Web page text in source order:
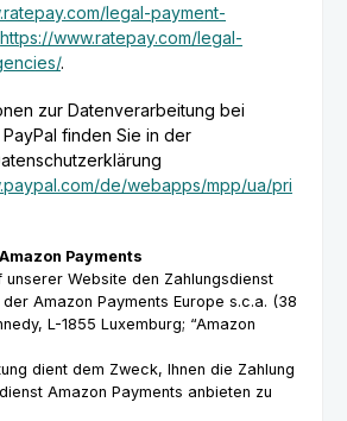
legal-payment-
https://www.ratepay.com/legal-
.
zur Datenverarbeitung bei
finden Sie in der
de/webapps/mpp/ua/pri
Payments
Website den Zahlungsdienst
Amazon Payments Europe s.c.a. (38
L-1855 Luxemburg; “Amazon
dient dem Zweck, Ihnen die Zahlung
Amazon Payments anbieten zu